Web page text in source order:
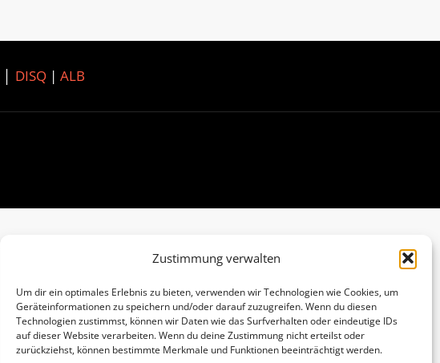
Zustimmung verwalten
Um dir ein optimales Erlebnis zu bieten, verwenden wir Technologien wie Cookies, um
Geräteinformationen zu speichern und/oder darauf zuzugreifen. Wenn du diesen
Technologien zustimmst, können wir Daten wie das Surfverhalten oder eindeutige IDs
auf dieser Website verarbeiten. Wenn du deine Zustimmung nicht erteilst oder
zurückziehst, können bestimmte Merkmale und Funktionen beeinträchtigt werden.
DISQ| ALB